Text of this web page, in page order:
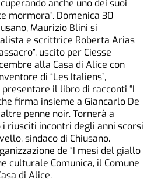
anche uno dei suoi
mormora”. Domenica 30
Maurizio Blini si
e scrittrice Roberta Arias
uscito per Ciesse
alla Casa di Alice con
di “Les Italiens”,
il libro di racconti “I
firma insieme a Giancarlo De
penne noir. Tornerà a
i riusciti incontri degli anni scorsi
sindaco di Chiusano.
de “I mesi del giallo
culturale Comunica, il Comune
di Alice.